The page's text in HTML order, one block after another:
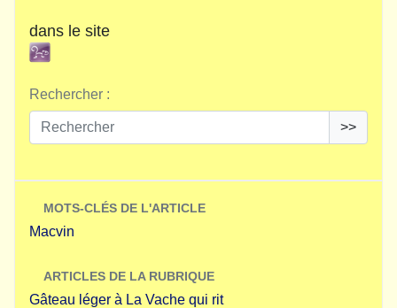
dans le site
Rechercher :
>>
MOTS-CLÉS DE L'ARTICLE
Macvin
ARTICLES DE LA RUBRIQUE
Gâteau léger à La Vache qui rit